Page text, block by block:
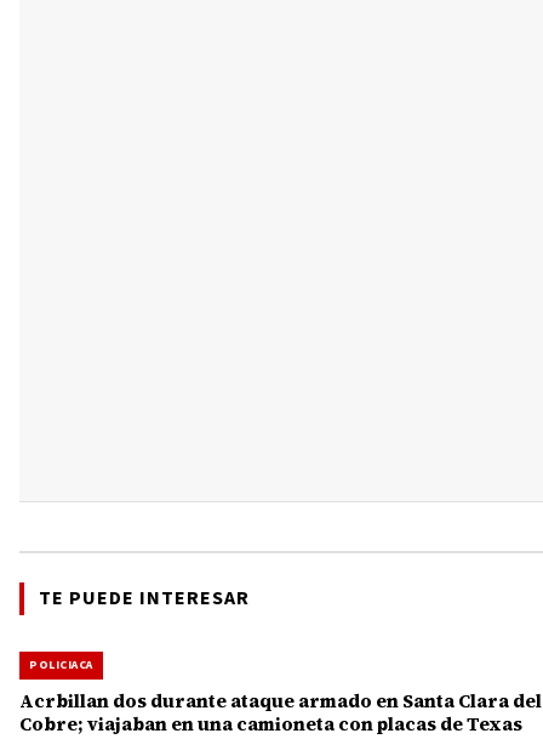
TE PUEDE INTERESAR
POLICIACA
Acrbillan dos durante ataque armado en Santa Clara del
Cobre; viajaban en una camioneta con placas de Texas